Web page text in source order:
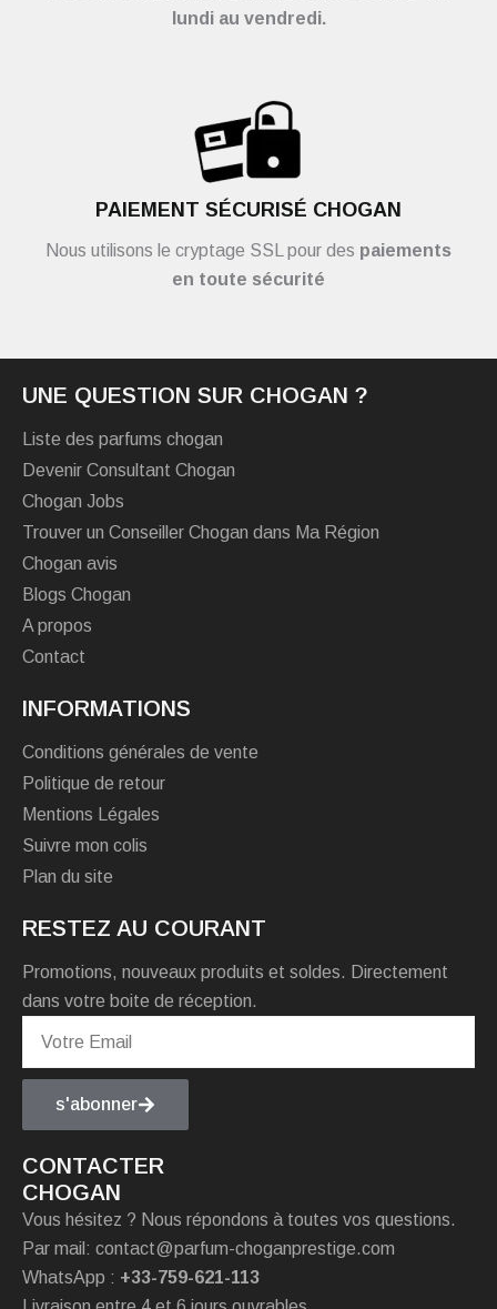
lundi au vendredi.
PAIEMENT SÉCURISÉ CHOGAN
Nous utilisons le cryptage SSL pour des paiements
en toute sécurité
UNE QUESTION SUR CHOGAN ?
Liste des parfums chogan
Devenir Consultant Chogan
Chogan Jobs
Trouver un Conseiller Chogan dans Ma Région
Chogan avis
Blogs Chogan
A propos
Contact
INFORMATIONS
Conditions générales de vente
Politique de retour
Mentions Légales
Suivre mon colis
Plan du site
RESTEZ AU COURANT
Promotions, nouveaux produits et soldes. Directement
dans votre boite de réception.
s'abonner
CONTACTER
CHOGAN
Vous hésitez ? Nous répondons à toutes vos questions.
Par mail: contact@parfum-choganprestige.com
WhatsApp : +33-759-621-113